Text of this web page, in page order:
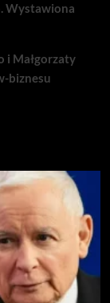
Wystawiona
i Małgorzaty
biznesu